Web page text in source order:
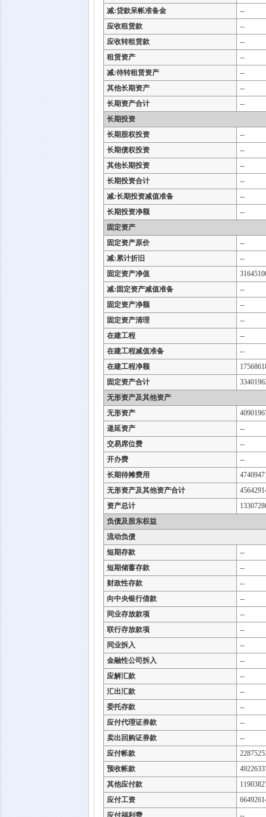
减:贷款呆帐准备金
--
应收租赁款
--
应收转租赁款
--
租赁资产
--
减:待转租赁资产
--
其他长期资产
--
长期资产合计
--
长期投资
长期股权投资
--
长期债权投资
--
其他长期投资
--
长期投资合计
--
减:长期投资减值准备
--
长期投资净额
--
固定资产
固定资产原价
--
减:累计折旧
--
固定资产净值
减:固定资产减值准备
--
固定资产净额
--
固定资产清理
--
在建工程
--
在建工程减值准备
--
在建工程净额
固定资产合计
无形资产及其他资产
无形资产
递延资产
--
交易席位费
--
开办费
--
长期待摊费用
无形资产及其他资产合计
资产总计
负债及股东权益
流动负债
短期存款
--
短期储蓄存款
--
财政性存款
--
向中央银行借款
--
同业存放款项
--
联行存放款项
--
同业拆入
--
金融性公司拆入
--
应解汇款
--
汇出汇款
--
委托存款
--
应付代理证券款
--
卖出回购证券款
--
应付帐款
预收帐款
其他应付款
应付工资
应付福利费
--